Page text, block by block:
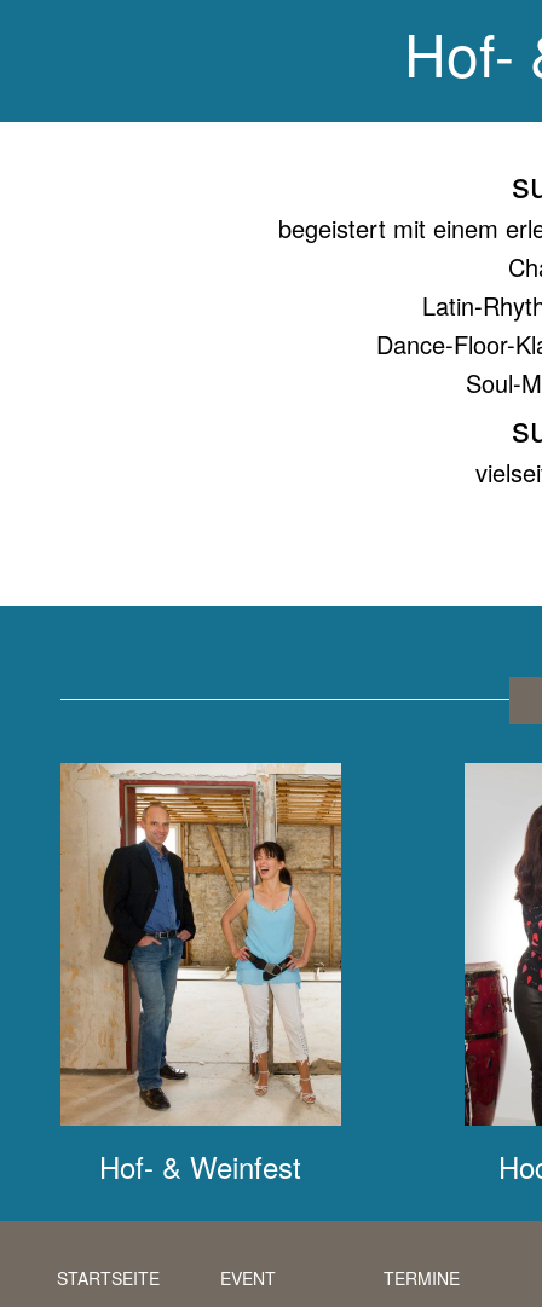
Hof-
begeistert mit einem
Latin-
Dance-Floor-
Soul-
Hof- & Weinfest
STARTSEITE EVENT TERMINE